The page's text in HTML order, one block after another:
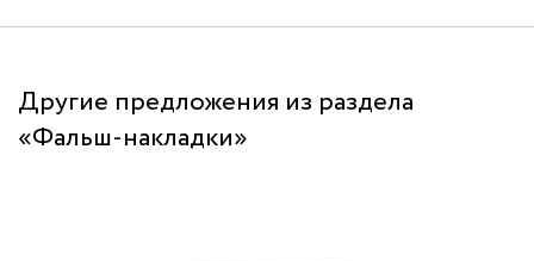
Другие предложения из раздела
«Фальш-накладки»